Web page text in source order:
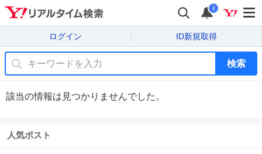
i
ログイン ID新規取得
検索
該当の情報は見つかりませんでした。
人気ポスト